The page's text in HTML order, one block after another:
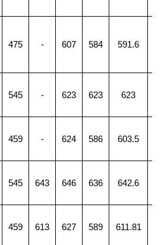
475 - 607 584 591.6
545 - 623 623 623
459 - 624 586 603.5
545 643 646 636 642.6
459 613 627 589 611.81